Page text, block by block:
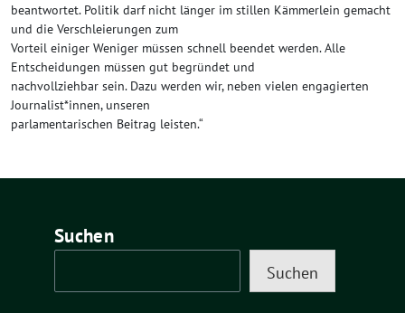
beantwortet. Politik darf nicht länger im stillen Kämmerlein gemacht
und die Verschleierungen zum
Vorteil einiger Weniger müssen schnell beendet werden. Alle
Entscheidungen müssen gut begründet und
nachvollziehbar sein. Dazu werden wir, neben vielen engagierten
Journalist*innen, unseren
parlamentarischen Beitrag leisten.“
Suchen
Suchen